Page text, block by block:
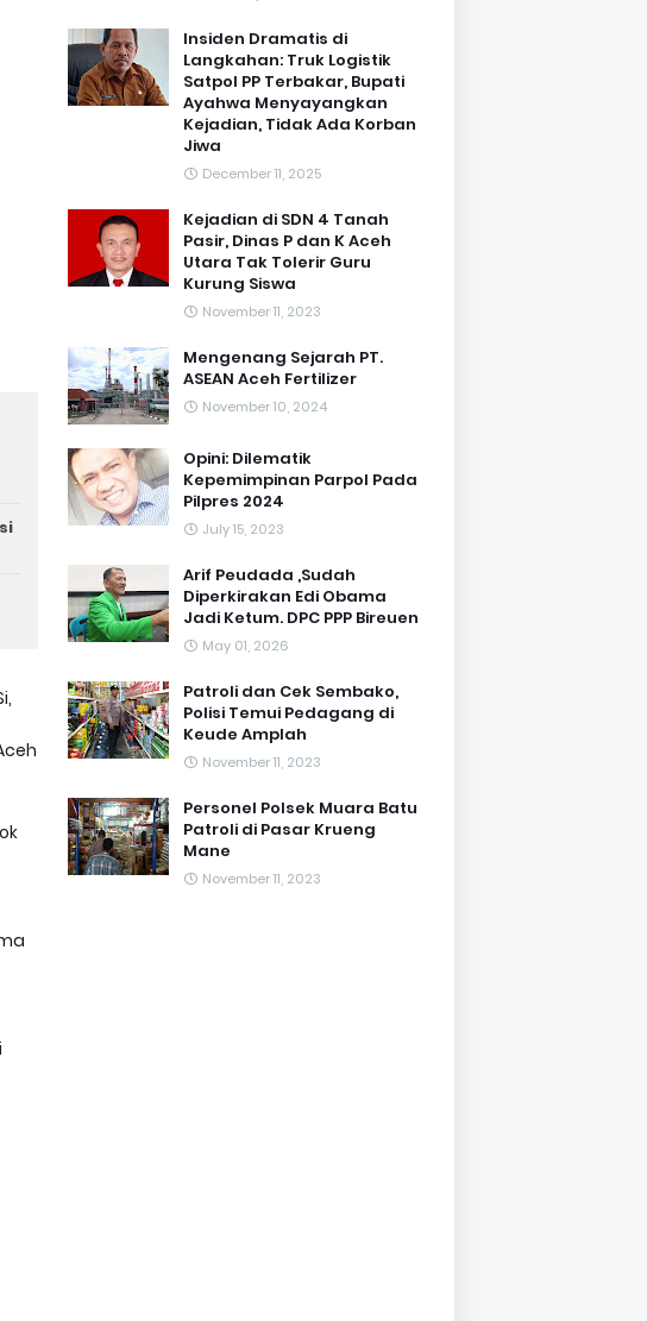
Insiden Dramatis di
Langkahan: Truk Logistik
Satpol PP Terbakar, Bupati
Ayahwa Menyayangkan
Kejadian, Tidak Ada Korban
Jiwa
December 11, 2025
Kejadian di SDN 4 Tanah
Pasir, Dinas P dan K Aceh
Utara Tak Tolerir Guru
Kurung Siswa
November 11, 2023
Mengenang Sejarah PT.
ASEAN Aceh Fertilizer
November 10, 2024
Opini: Dilematik
Kepemimpinan Parpol Pada
Pilpres 2024
July 15, 2023
Arif Peudada ,Sudah
Diperkirakan Edi Obama
Jadi Ketum. DPC PPP Bireuen
May 01, 2026
Patroli dan Cek Sembako,
Polisi Temui Pedagang di
Keude Amplah
November 11, 2023
Personel Polsek Muara Batu
Patroli di Pasar Krueng
Mane
November 11, 2023